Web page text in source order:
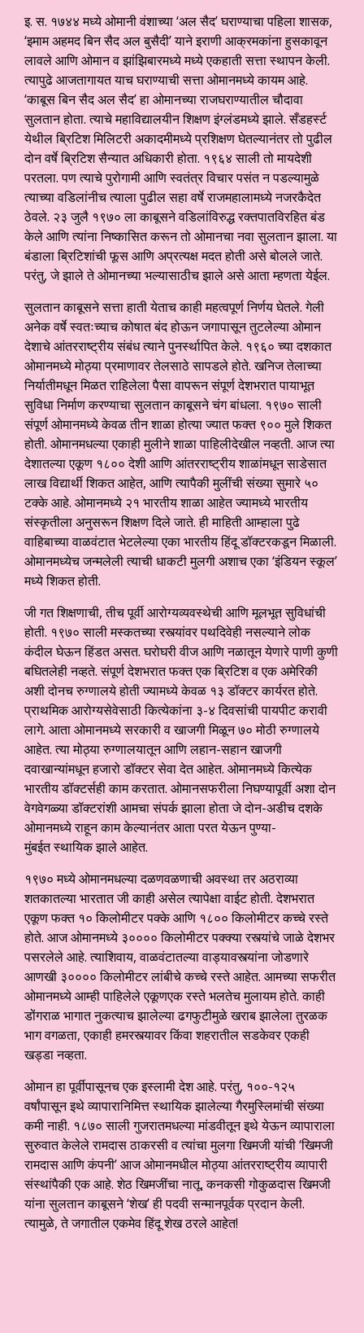
इ. स. १७४४ मध्ये ओमानी वंशाच्या ‘अल सैद’ घराण्याचा पहिला शासक,
‘इमाम अहमद बिन सैद अल बुसैदी’ याने इराणी आक्रमकांना हुसकावून
लावले आणि ओमान व झांझिबारमध्ये मध्ये एकहाती सत्ता स्थापन केली.
त्यापुढे आजतागायत याच घराण्याची सत्ता ओमानमध्ये कायम आहे.
‘काबूस बिन सैद अल सैद’ हा ओमानच्या राजघराण्यातील चौदावा
सुलतान होता. त्याचे महाविद्यालयीन शिक्षण इंग्लंडमध्ये झाले. सँडहर्स्ट
येथील ब्रिटिश मिलिटरी अकादमीमध्ये प्रशिक्षण घेतल्यानंतर तो पुढील
दोन वर्षे ब्रिटिश सैन्यात अधिकारी होता. १९६४ साली तो मायदेशी
परतला. पण त्याचे पुरोगामी आणि स्वतंत्र विचार पसंत न पडल्यामुळे
त्याच्या वडिलांनीच त्याला पुढील सहा वर्षे राजमहालामध्ये नजरकैदेत
ठेवले. २३ जुलै १९७० ला काबूसने वडिलांविरुद्ध रक्तपातविरहित बंड
केले आणि त्यांना निष्कासित करून तो ओमानचा नवा सुलतान झाला. या
बंडाला ब्रिटिशांची फूस आणि अप्रत्यक्ष मदत होती असे बोलले जाते.
परंतु, जे झाले ते ओमानच्या भल्यासाठीच झाले असे आता म्हणता येईल.
सुलतान काबूसने सत्ता हाती येताच काही महत्वपूर्ण निर्णय घेतले. गेली
अनेक वर्षे स्वतःच्याच कोषात बंद होऊन जगापासून तुटलेल्या ओमान
देशाचे आंतरराष्ट्रीय संबंध त्याने पुनर्स्थापित केले. १९६० च्या दशकात
ओमानमध्ये मोठ्या प्रमाणावर तेलसाठे सापडले होते. खनिज तेलाच्या
निर्यातीमधून मिळत राहिलेला पैसा वापरून संपूर्ण देशभरात पायाभूत
सुविधा निर्माण करण्याचा सुलतान काबूसने चंग बांधला. १९७० साली
संपूर्ण ओमानमध्ये केवळ तीन शाळा होत्या ज्यात फक्त ९०० मुले शिकत
होती. ओमानमधल्या एकाही मुलीने शाळा पाहिलीदेखील नव्हती. आज त्या
देशातल्या एकूण १८०० देशी आणि आंतरराष्ट्रीय शाळांमधून साडेसात
लाख विद्यार्थी शिकत आहेत, आणि त्यापैकी मुलींची संख्या सुमारे ५०
टक्के आहे. ओमानमध्ये २१ भारतीय शाळा आहेत ज्यामध्ये भारतीय
संस्कृतीला अनुसरून शिक्षण दिले जाते. ही माहिती आम्हाला पुढे
वाहिबाच्या वाळवंटात भेटलेल्या एका भारतीय हिंदू डॉक्टरकडून मिळाली.
ओमानमध्येच जन्मलेली त्याची धाकटी मुलगी अशाच एका ‘इंडियन स्कूल’
मध्ये शिकत होती.
जी गत शिक्षणाची, तीच पूर्वी आरोग्यव्यवस्थेची आणि मूलभूत सुविधांची
होती. १९७० साली मस्कतच्या रस्त्यांवर पथदिवेही नसल्याने लोक
कंदील घेऊन हिंडत असत. घरोघरी वीज आणि नळातून येणारे पाणी कुणी
बघितलेही नव्हते. संपूर्ण देशभरात फक्त एक ब्रिटिश व एक अमेरिकी
अशी दोनच रुग्णालये होती ज्यामध्ये केवळ १३ डॉक्टर कार्यरत होते.
प्राथमिक आरोग्यसेवेसाठी कित्येकांना ३-४ दिवसांची पायपीट करावी
लागे. आता ओमानमध्ये सरकारी व खाजगी मिळून ७० मोठी रुग्णालये
आहेत. त्या मोठ्या रुग्णालयातून आणि लहान-सहान खाजगी
दवाखान्यांमधून हजारो डॉक्टर सेवा देत आहेत. ओमानमध्ये कित्येक
भारतीय डॉक्टर्सही काम करतात. ओमानसफरीला निघण्यापूर्वी अशा दोन
वेगवेगळ्या डॉक्टरांशी आमचा संपर्क झाला होता जे दोन-अडीच दशके
ओमानमध्ये राहून काम केल्यानंतर आता परत येऊन पुण्या-
मुंबईत स्थायिक झाले आहेत.
१९७० मध्ये ओमानमधल्या दळणवळणाची अवस्था तर अठराव्या
शतकातल्या भारतात जी काही असेल त्यापेक्षा वाईट होती. देशभरात
एकूण फक्त १० किलोमीटर पक्के आणि १८०० किलोमीटर कच्चे रस्ते
होते. आज ओमानमध्ये ३०००० किलोमीटर पक्क्या रस्त्यांचे जाळे देशभर
पसरलेले आहे. त्याशिवाय, वाळवंटातल्या वाड्यावस्त्यांना जोडणारे
आणखी ३०००० किलोमीटर लांबीचे कच्चे रस्ते आहेत. आमच्या सफरीत
ओमानमध्ये आम्ही पाहिलेले एकूणएक रस्ते भलतेच मुलायम होते. काही
डोंगराळ भागात नुकत्याच झालेल्या ढगफुटीमुळे खराब झालेला तुरळक
भाग वगळता, एकाही हमरस्त्यावर किंवा शहरातील सडकेवर एकही
खड्डा नव्हता.
ओमान हा पूर्वीपासूनच एक इस्लामी देश आहे. परंतु, १००-१२५
वर्षांपासून इथे व्यापारानिमित्त स्थायिक झालेल्या गैरमुस्लिमांची संख्या
कमी नाही. १८७० साली गुजरातमधल्या मांडवीतून इथे येऊन व्यापाराला
सुरुवात केलेले रामदास ठाकरसी व त्यांचा मुलगा खिमजी यांची ‘खिमजी
रामदास आणि कंपनी’ आज ओमानमधील मोठ्या आंतरराष्ट्रीय व्यापारी
संस्थांपैकी एक आहे. शेठ खिमजींचा नातू, कनकसी गोकुळदास खिमजी
यांना सुलतान काबूसने ‘शेख’ ही पदवी सन्मानपूर्वक प्रदान केली.
त्यामुळे, ते जगातील एकमेव हिंदू शेख ठरले आहेत!